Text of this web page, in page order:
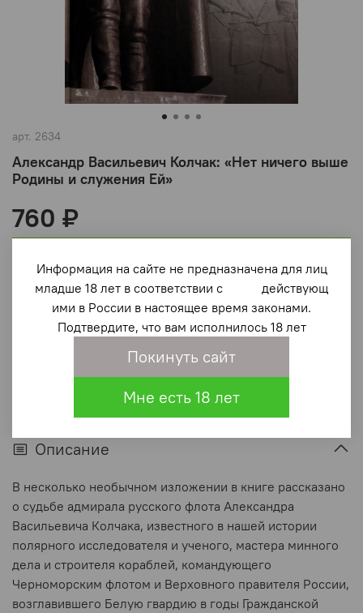
арт. 2634
Александр Васильевич Колчак: «Нет ничего выше
Родины и служения Ей»
(0) В избранное
760 ₽
Описание
В несколько необычном изложении в книге рассказано
о судьбе адмирала русского флота Александра
Васильевича Колчака, известного в нашей истории
полярного исследователя и ученого, мастера минного
дела и строителя кораблей, командующего
Черноморским флотом и Верховного правителя России,
возглавившего Белую гвардию в годы Гражданской
Информация на сайте не предназначена для лиц
младше 18 лет в соответствии с действующ
ими в России в настоящее время законами.
Подтвердите, что вам исполнилось 18 лет
Покинуть сайт
Мне есть 18 лет